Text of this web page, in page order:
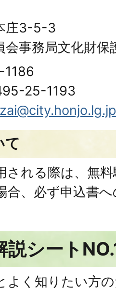
庄3-5-3
会事務局文化財保
25-1193
て
される際は、無
合、必ず申込書
説シート
よく知りたい方